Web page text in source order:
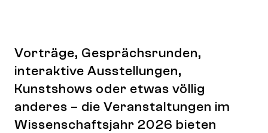
Vorträge, Gesprächsrunden,
interaktive Ausstellungen,
Kunstshows oder etwas völlig
anderes – die Veranstaltungen im
Wissenschaftsjahr 2026 bieten